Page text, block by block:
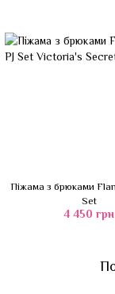
Піжама з брюками
Set
4 450 грн